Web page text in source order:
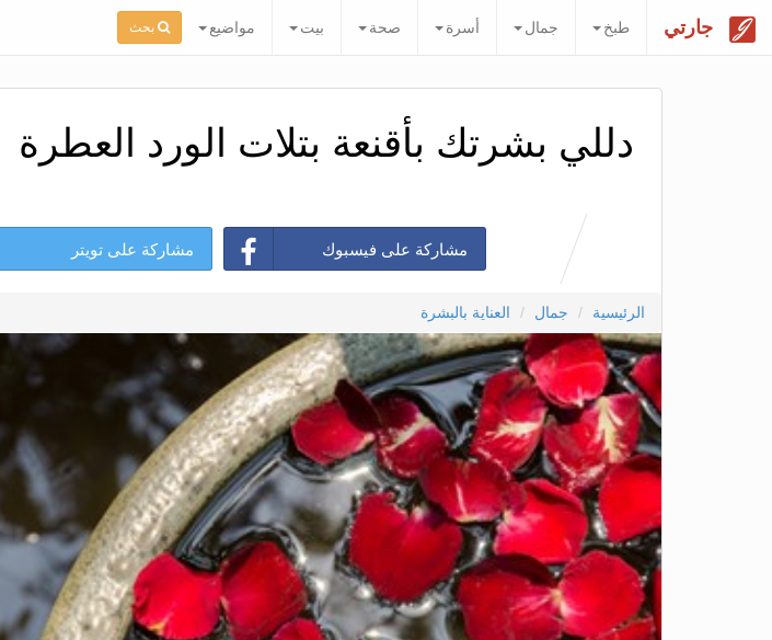
جارتي طبخ جمال أسرة صحة بيت مواضيع بحث
دللي بشرتك بأقنعة بتلات الورد العطرة
مشاركة على فيسبوك مشاركة على تويتر
الرئيسية جمال العناية بالبشرة